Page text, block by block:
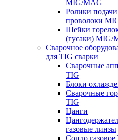
MIG/MAG
Ролики подачи
проволоки
Шейки
(гусаки) MIG/
Сварочное
для TIG сварки
Сварочные
TIG
Блоки
Сварочные
TIG
Цанги
газовые линзы
Сопло газовое